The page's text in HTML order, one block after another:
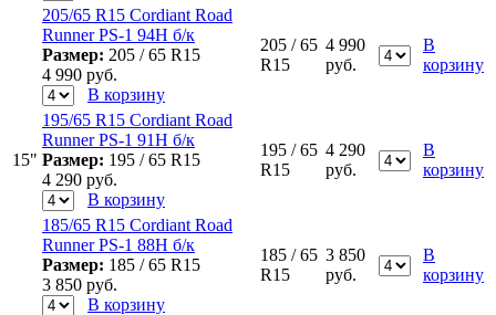
15"
205/65 R15 Cordiant Road
Runner PS-1 94H б/к
Размер: 205 / 65 R15
4 990 руб.
В корзину
205 / 65
R15
4 990
руб.
В
корзину
195/65 R15 Cordiant Road
Runner PS-1 91H б/к
Размер: 195 / 65 R15
4 290 руб.
В корзину
195 / 65
R15
4 290
руб.
В
корзину
185/65 R15 Cordiant Road
Runner PS-1 88H б/к
Размер: 185 / 65 R15
3 850 руб.
В корзину
185 / 65
R15
3 850
руб.
В
корзину